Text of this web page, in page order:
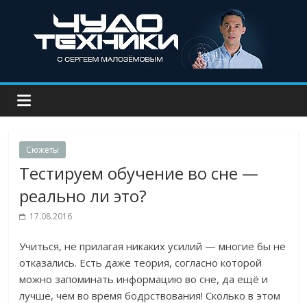
Сюжеты
Тестируем обучение во сне —
реально ли это?
17.08.2016
Учиться, не прилагая никаких усилий — многие бы не
отказались. Есть даже теория, согласно которой
можно запоминать информацию во сне, да ещё и
лучше, чем во время бодрствования! Сколько в этом